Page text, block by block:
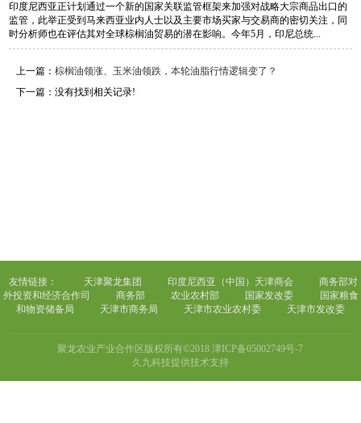
印度尼西亚正计划通过一个新的国家关联监管框架来加强对战略大宗商品出口的
监管，此举正受到马来西亚业内人士以及主要市场买家与交易商的密切关注，同
时分析师也在评估其对全球棕榈油贸易的潜在影响。今年5月，印尼总统...
上一篇：棕榈油领涨、玉米油领跌，本轮油脂行情逻辑变了？
下一篇：没有找到相关记录!
友情链接： 天津聚龙集团 印度尼西亚（中国）天津商会
商务部对
外投资和经济合作司
商务部 农业农村部 国家发改委
国家粮食
和物资储备局
天津市商务局 天津市农业农村委 天津市发改委
聚龙农业产业合作区版权所有©2018津ICP备05002749号-7
久九科技提供技术支持